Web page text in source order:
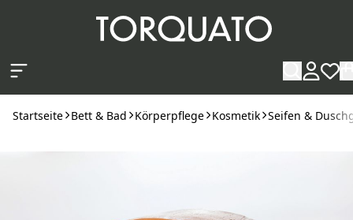
Startseite Bett & Bad Körperpflege Kosmetik Seifen &